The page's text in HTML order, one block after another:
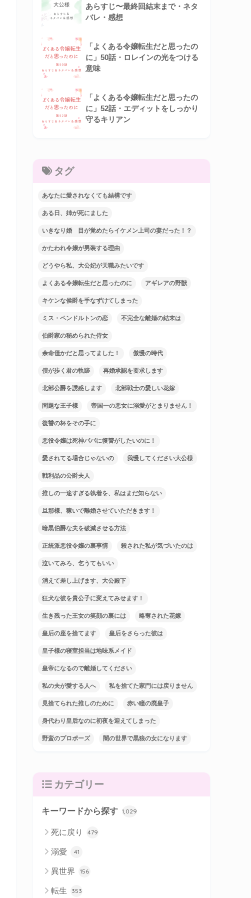
あらすじ〜最終回結末まで・ネタ
バレ・感想
「よくある令嬢転生だと思ったの
に」50話・ロレインの光をつける
意味
「よくある令嬢転生だと思ったの
に」52話・エディットをしっかり
守るキリアン
タグ
あなたに愛されなくても結構です
ある日、姉が死にました
いきなり婚 目が覚めたらイケメン上司の妻だった！？
かたわれ令嬢が男装する理由
どうやら私、大公妃が天職みたいです
よくある令嬢転生だと思ったのに アギレアの野獣
キケンな侯爵を手なずけてしまった
ミス・ペンドルトンの恋 不完全な離婚の結末は
伯爵家の秘められた侍女
余命僅かだと思ってました！ 傲慢の時代
僕が歩く君の軌跡 再婚承認を要求します
北部公爵を誘惑します 北部戦士の愛しい花嫁
問題な王子様 帝国一の悪女に溺愛がとまりません！
復讐の杯をその手に
悪役令嬢は死神パパに復讐がしたいのに！
愛されてる場合じゃないの 我慢してください大公様
戦利品の公爵夫人
推しの一途すぎる執着を、私はまだ知らない
旦那様、稼いで離婚させていただきます！
暗黒伯爵な夫を破滅させる方法
正統派悪役令嬢の裏事情 殺された私が気づいたのは
泣いてみろ、乞うてもいい
消えて差し上げます、大公殿下
狂犬な彼を貴公子に変えてみせます！
生き残った王女の笑顔の裏には 略奪された花嫁
皇后の座を捨てます 皇后をさらった彼は
皇子様の寝室担当は地味系メイド
皇帝になるので離婚してください
私の夫が愛する人へ 私を捨てた家門には戻りません
見捨てられた推しのために 赤い瞳の廃皇子
身代わり皇后なのに初夜を迎えてしまった
野蛮のプロポーズ 闇の世界で黒狼の女になります
カテゴリー
キーワードから探す 1,029
死に戻り 479
溺愛 41
異世界 156
転生 353